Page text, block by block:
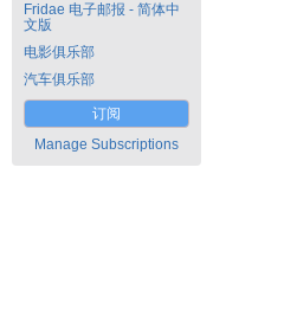
Fridae 电子邮报 - 简体中
文版
电影俱乐部
汽车俱乐部
订阅
Manage Subscriptions